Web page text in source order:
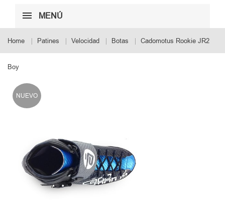
MENÚ
Home Patines Velocidad Botas Cadomotus Rookie JR2
Boy
NUEVO